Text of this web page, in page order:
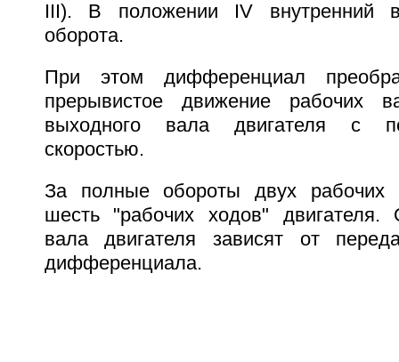
III). В положении IV внутренний
оборота.
При этом дифференциал
прерывистое движение рабочих
выходного вала двигателя с
скоростью.
За полные обороты двух рабочих
шесть "рабочих ходов" двигателя.
вала двигателя зависят от
дифференциала.